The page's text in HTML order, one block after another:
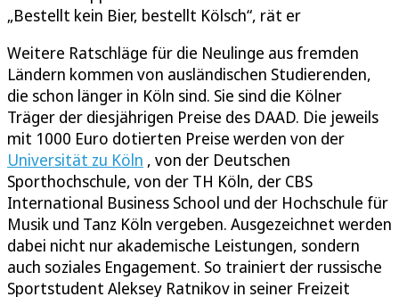
„Bestellt kein Bier, bestellt Kölsch“, rät er
Weitere Ratschläge für die Neulinge aus fremden
Ländern kommen von ausländischen Studierenden,
die schon länger in Köln sind. Sie sind die Kölner
Träger der diesjährigen Preise des DAAD. Die jeweils
mit 1000 Euro dotierten Preise werden von der
Universität zu Köln , von der Deutschen
Sporthochschule, von der TH Köln, der CBS
International Business School und der Hochschule für
Musik und Tanz Köln vergeben. Ausgezeichnet werden
dabei nicht nur akademische Leistungen, sondern
auch soziales Engagement. So trainiert der russische
Sportstudent Aleksey Ratnikov in seiner Freizeit